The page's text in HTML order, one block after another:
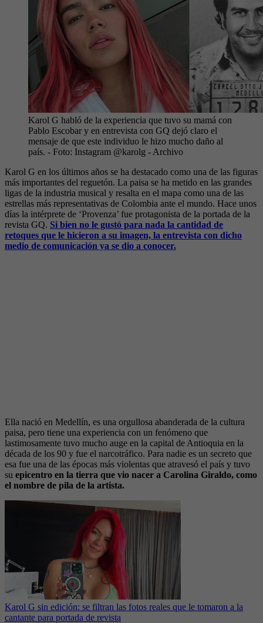
Karol G habló de la experiencia que tuvo su mamá con
Pablo Escobar y en entrevista con GQ dejó claro el
mensaje de que este individuo le hizo mucho daño al
país. - Foto: Instagram @karolg - Archivo
Karol G en los últimos años se ha destacado como una de las figuras
más importantes del reguetón. La paisa se ha metido en las grandes
ligas de la industria musical y resalta en el mapa como una de las
estrellas más representativas de Colombia ante el mundo. Hace unos
días la intérprete de ‘Provenza’ fue protagonista de la portada de la
revista GQ. Si bien no le gustó para nada la cantidad de
retoques que le hicieron a su imagen, la entrevista con dicho
medio de comunicación ya se dio a conocer.
Ella nació en Medellín, es una orgullosa abanderada de la cultura
paisa, pero tiene una experiencia con un fenómeno que
lastimosamente tuvo mucho auge en la capital de Antioquia en la
década de los 90 y fue el narcotráfico. Para nadie es un secreto que
esa fue una de las épocas más violentas que atravesó el país y tuvo
su epicentro en la tierra que vio nacer a Carolina Giraldo, como
el nombre de pila de la artista.
Karol G sin edición: se filtran las fotos reales que le tomaron a la
cantante para portada de revista